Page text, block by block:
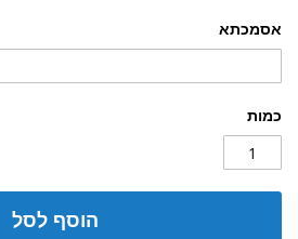
אסמכתא
כמות
הוסף לסל